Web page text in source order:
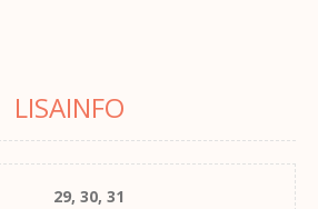
LISAINFO
29, 30, 31